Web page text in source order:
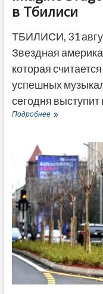
в Тбилиси
ТБИЛИСИ, 31
Звездная
которая
успешных
сегодня
ПодробнееImagine
выступают
в
Тбилиси